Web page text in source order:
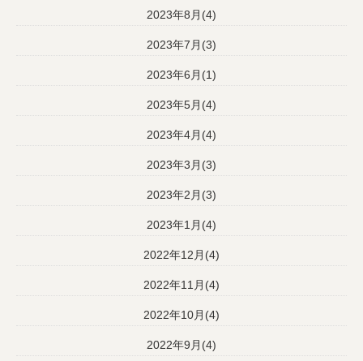
2023年8月(4)
2023年7月(3)
2023年6月(1)
2023年5月(4)
2023年4月(4)
2023年3月(3)
2023年2月(3)
2023年1月(4)
2022年12月(4)
2022年11月(4)
2022年10月(4)
2022年9月(4)